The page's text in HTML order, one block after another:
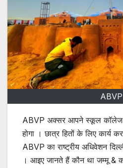
ABVP
ABVP अक्सर आपने स्कूल कॉलेज
होगा । छात्र हितों के लिए कार्य
ABVP का राष्ट्रीय अधिवेशन
। आइए जानते हैं कौन था जम्मू &